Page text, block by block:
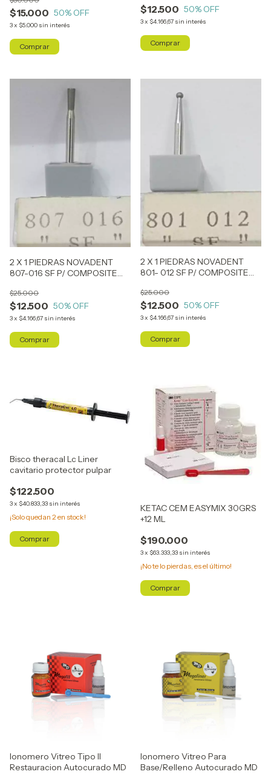
$15.000 50% OFF
3x $5.000 sin interés
$12.500 50% OFF
3x $4.166,67 sin interés
2 X 1 PIEDRAS NOVADENT
807-016 SF P/ COMPOSITE
$12.500
$25.000
50% OFF
3x $4.166,67 sin interés
2 X 1 PIEDRAS NOVADENT
801- 012 SF P/ COMPOSITE
$12.500
$25.000
50% OFF
3x $4.166,67 sin interés
Bisco theracal Lc Liner
cavitario protector pulpar
$122.500
3x $40.833,33 sin interés
¡Solo quedan 2 en stock!
KETAC CEM EASYMIX 30GRS
+12 ML
$190.000
3x $63.333,33 sin interés
¡No te lo pierdas, es el último!
Ionomero Vitreo Tipo II
Restauracion Autocurado MD
Ionomero Vitreo Para
Base/Relleno Autocurado MD